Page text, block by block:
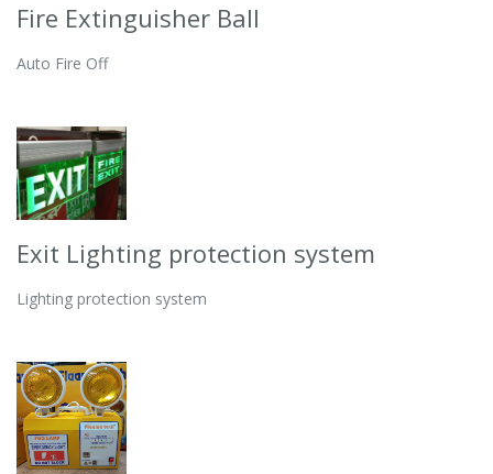
Fire Extinguisher Ball
Auto Fire Off
Exit Lighting protection system
Lighting protection system